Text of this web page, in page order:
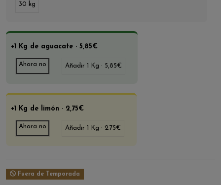
30 kg
+1 Kg de aguacate · 5,85€
Ahora no Añadir 1 Kg · 5,85€
+1 Kg de limón · 2,75€
Ahora no Añadir 1 Kg · 2.75€
Fuera de Temporada